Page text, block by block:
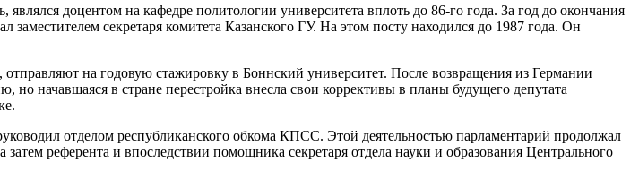
доцентом на кафедре политологии университета вплоть до 86-го года. За год до окончания
секретаря комитета Казанского ГУ. На этом посту находился до 1987 года. Он
на годовую стажировку в Боннский университет. После возвращения из Германии
начавшаяся в стране перестройка внесла свои коррективы в планы будущего депутата
отделом республиканского обкома КПСС. Этой деятельностью парламентарий продолжал
референта и впоследствии помощника секретаря отдела науки и образования Центрального